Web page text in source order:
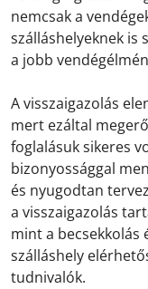
nemcsak a
szálláshelyeknek is
a jobb
A visszaigazolás
mert ezáltal
foglalásuk sikeres
bizonyossággal
és nyugodtan
a visszaigazolás
mint a becsekkolás
szálláshely
tudnivalók.